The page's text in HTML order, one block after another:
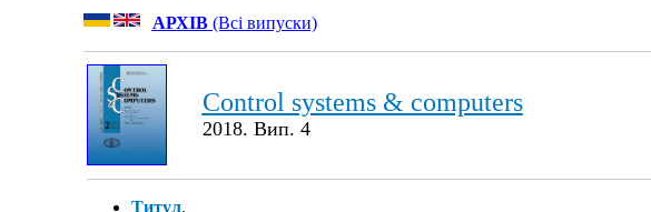
АРХІВ(Всі випуски)
Control systems & computers
2018. Вип. 4
Титул.